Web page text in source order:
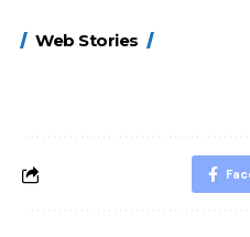
Web Stories
FASTag के ये नए